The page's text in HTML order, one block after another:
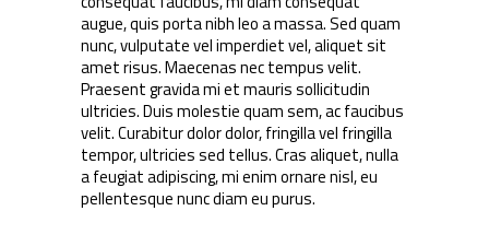
augue, quis porta nibh leo a massa. Sed quam
nunc, vulputate vel imperdiet vel, aliquet sit
amet risus. Maecenas nec tempus velit.
Praesent gravida mi et mauris sollicitudin
ultricies. Duis molestie quam sem, ac faucibus
velit. Curabitur dolor dolor, fringilla vel fringilla
tempor, ultricies sed tellus. Cras aliquet, nulla
a feugiat adipiscing, mi enim ornare nisl, eu
pellentesque nunc diam eu purus.